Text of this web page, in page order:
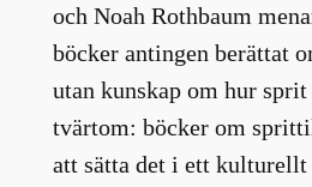
och Noah Rothbaum
böcker antingen berättat
utan kunskap om hur
tvärtom: böcker om
att sätta det i ett kulturellt